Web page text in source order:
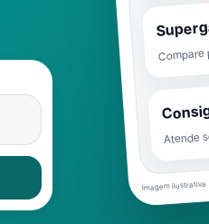
Compare
Atende
Imagem ilustrativa